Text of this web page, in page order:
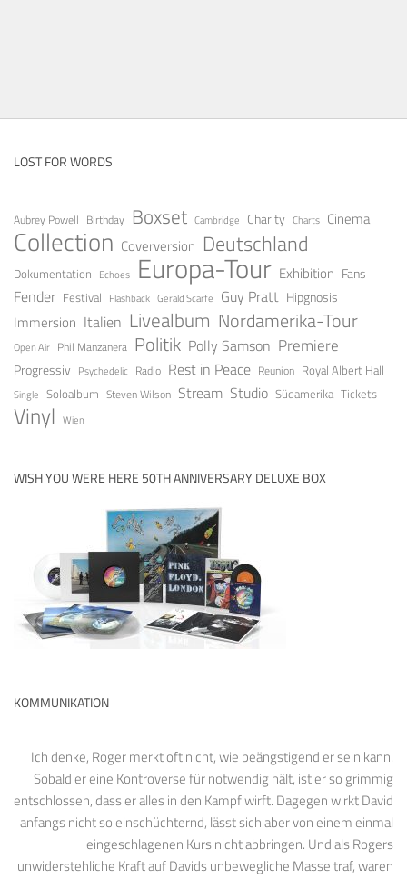
LOST FOR WORDS
Aubrey Powell Birthday Boxset Cambridge Charity Charts Cinema
Collection Coverversion Deutschland
Dokumentation Echoes Europa-Tour Exhibition Fans
Fender Festival Flashback Gerald Scarfe Guy Pratt Hipgnosis
Immersion Italien Livealbum Nordamerika-Tour
Open Air Phil Manzanera Politik Polly Samson Premiere
Progressiv Psychedelic Radio Rest in Peace Reunion Royal Albert Hall
Single Soloalbum Steven Wilson Stream Studio Südamerika Tickets
Vinyl Wien
WISH YOU WERE HERE 50TH ANNIVERSARY DELUXE BOX
KOMMUNIKATION
Ich denke, Roger merkt oft nicht, wie beängstigend er sein kann.
Sobald er eine Kontroverse für notwendig hält, ist er so grimmig
entschlossen, dass er alles in den Kampf wirft. Dagegen wirkt David
anfangs nicht so einschüchternd, lässt sich aber von einem einmal
eingeschlagenen Kurs nicht abbringen. Und als Rogers
unwiderstehliche Kraft auf Davids unbewegliche Masse traf, waren